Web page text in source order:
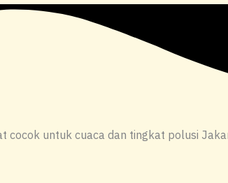
cocok untuk cuaca dan tingkat polusi